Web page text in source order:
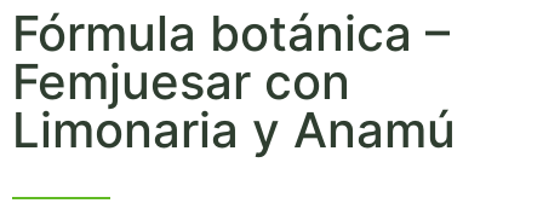
Fórmula botánica –
Femjuesar con
Limonaria y Anamú